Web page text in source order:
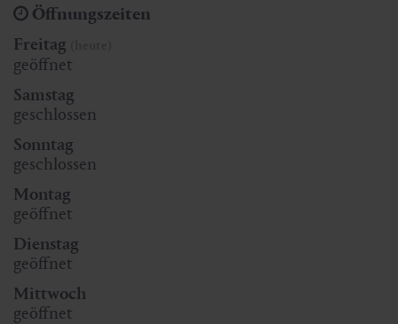
Öffnungszeiten
Freitag
geöffnet
Samstag
geschlossen
Sonntag
geschlossen
Montag
geöffnet
Dienstag
geöffnet
Mittwoch
geöffnet